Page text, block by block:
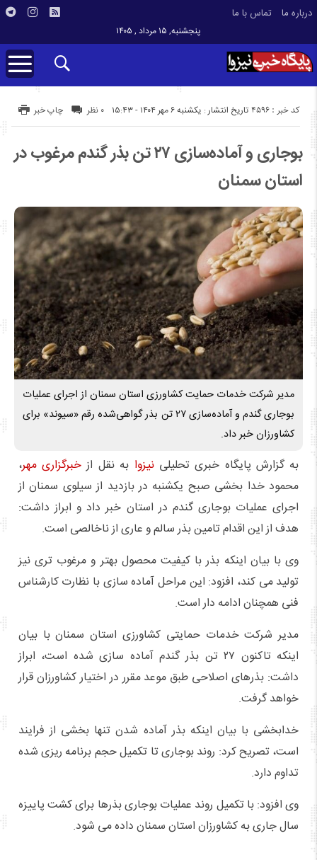
درباره ما تماس با ما
پنجشنبه, ۱۵ مرداد , ۱۴۰۵
تاریخ انتشار : یکشنبه ۶ مهر ۱۴۰۴ - ۱۵:۴۳ کد خبر : 4596 چاپ خبر ۰ نظر
بوجاری و آماده‌سازی ۲۷ تن بذر گندم مرغوب در
استان سمنان
مدیر شرکت خدمات حمایت کشاورزی استان سمنان از اجرای عملیات
بوجاری گندم و آماده‌سازی ۲۷ تن بذر گواهی‌شده رقم «سیوند» برای
کشاورزان خبر داد.
به گزارش پایگاه خبری تحلیلینیزوا به نقل از خبرگزاری مهر،
محمود خدا بخشی صبح یکشنبه در بازدید از سیلوی سمنان از
اجرای عملیات بوجاری گندم در استان خبر داد و ابراز داشت:
هدف از این اقدام تامین بذر سالم و عاری از ناخالصی است.
وی با بیان اینکه بذر با کیفیت محصول بهتر و مرغوب تری نیز
تولید می کند، افزود: این مراحل آماده سازی با نظارت کارشناس
فنی همچنان ادامه دار است.
مدیر شرکت خدمات حمایتی کشاورزی استان سمنان با بیان
اینکه تاکنون ۲۷ تن بذر گندم آماده سازی شده است، ابراز
داشت: بذرهای اصلاحی طبق موعد مقرر در اختیار کشاورزان قرار
خواهد گرفت.
خدابخشی با بیان اینکه بذر آماده شدن تنها بخشی از فرایند
است، تصریح کرد: روند بوجاری تا تکمیل حجم برنامه ریزی شده
تداوم دارد.
وی افزود: با تکمیل روند عملیات بوجاری بذرها برای کشت پاییزه
سال جاری به کشاورزان استان سمنان داده می شود.